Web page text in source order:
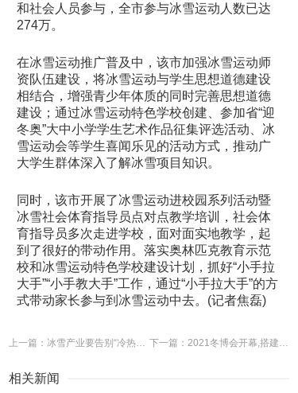
和社会人员参与，全市参与冰雪运动人数已达
274万。
在冰雪运动推广普及中，该市加强冰雪运动师
资队伍建设，将冰雪运动与学生思想道德建设
相结合，增强青少年体质的同时完善思想道德
建设；通过冰雪运动特色学校创建、参加省“迎
冬奥”大中小学学生艺术作品征集评选活动、冰
雪运动会等学生喜闻乐见的活动方式，推动广
大学生群体深入了解冰雪项目知识。
同时，该市开展了冰雪运动进校园系列活动暨
冰雪社会体育指导员点对点教学培训，社会体
育指导员多次走进学校，面对面实地教学，起
到了很好的带动作用。落实奥林匹克教育示范
校和冰雪运动特色学校建设计划，抓好“小手拉
大手”“小手教大手”工作，通过“小手拉大手”的方
式带动家长参与到冰雪运动中去。(记者焦磊)
上一篇：冰雪产业要告别“冷热不均” 下一篇：2021冬博会开幕,搭建国际化平台展示全球冰雪力量
相关新闻